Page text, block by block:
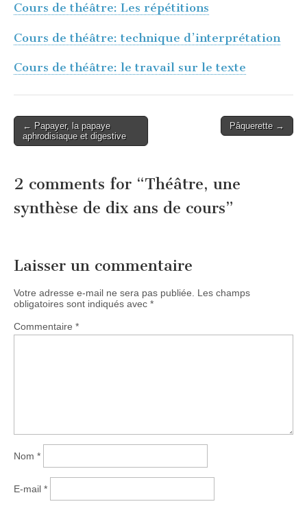
Cours de théâtre: Les répétitions
Cours de théâtre: technique d’interprétation
Cours de théâtre: le travail sur le texte
Post
navigation
← Papayer, la papaye
aphrodisiaque et digestive
Pâquerette →
2 comments for “Théâtre, une
synthèse de dix ans de cours”
Laisser un commentaire
Votre adresse e-mail ne sera pas publiée.
Les champs
obligatoires sont indiqués avec *
Commentaire *
Nom *
E-mail *